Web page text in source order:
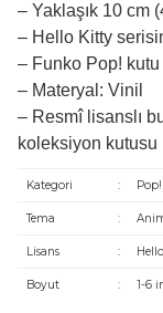
– Yaklaşık 10 cm
– Hello Kitty
– Funko Pop! kutu
– Materyal: Vinil
– Resmî lisanslı
koleksiyon
Kategori : Pop!
Tema :
Lisans :
Boyut : 1-6